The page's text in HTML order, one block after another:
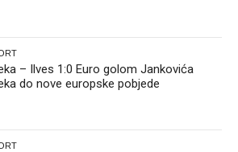
– Ilves 1:0 Euro golom Jankovića
do nove europske pobjede